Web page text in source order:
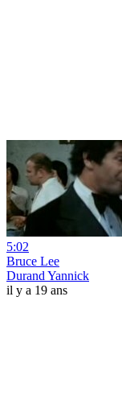
5:02
Bruce Lee
Durand Yannick
il y a 19 ans